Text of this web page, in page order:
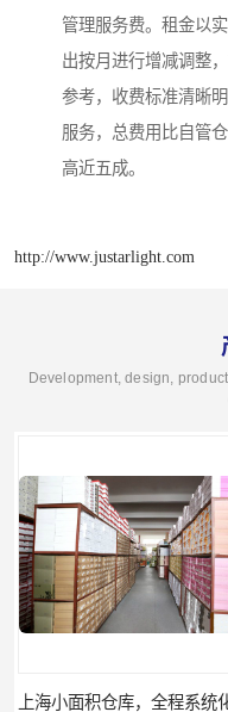
管理服务费。租金以
出按月进行增减调整
参考，收费标准清晰
服务，总费用比自管
高近五成。
http://www.justarlight.com
Development, design,